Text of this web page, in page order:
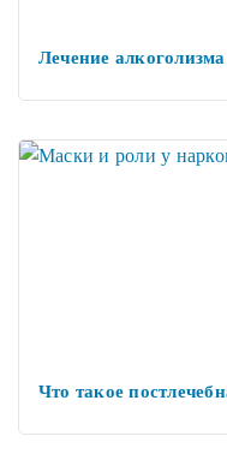
Лечение
Что такое